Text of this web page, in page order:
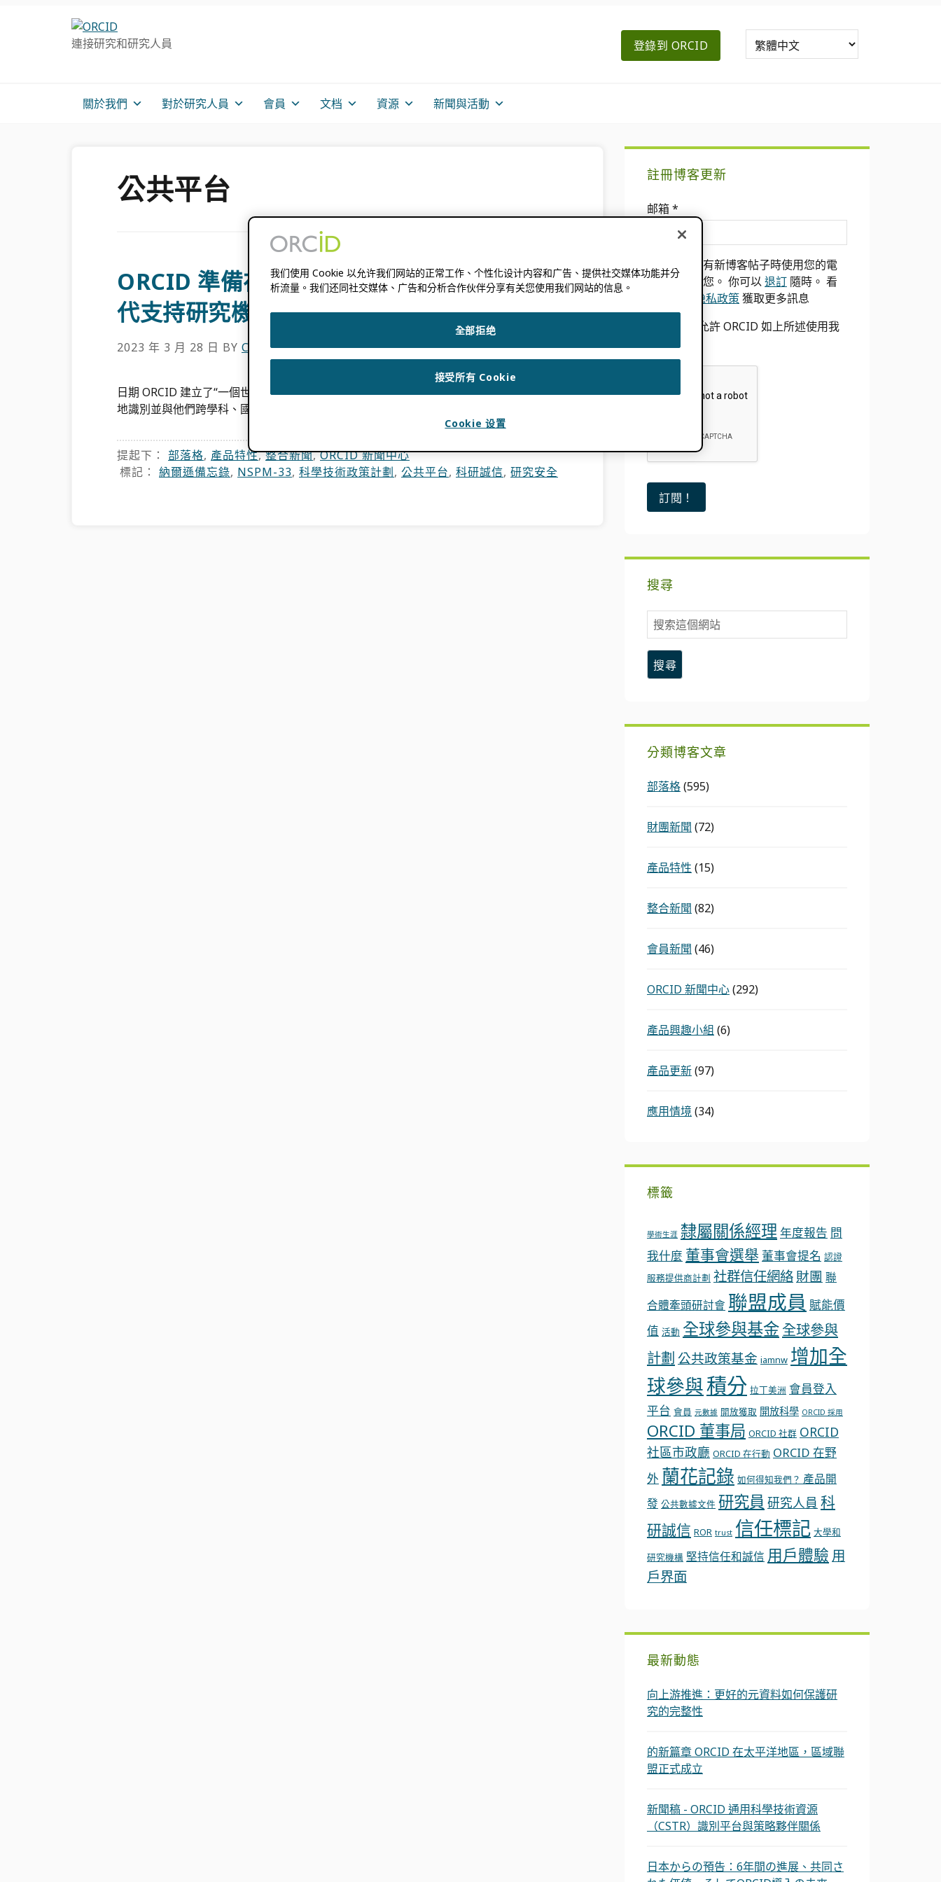
連接研究和研究人員 登錄到 ORCID
關於我們 對於研究人員 會員 文档 資源 新聞與活動
公共平台
ORCID 準備在公共訪問和研究安全的新時
代支持研究機構
2023 年 3 月 28 日 BY CHRIS SHILLUM,SHAWNA SADLER,JULIE PETRO
日期 ORCID 建立了“一個世界，在這個世界上，所有參與研究、學術和創新的人都被獨特
地識別並與他們跨學科、國界和 […] 的貢獻聯繫起來
提起下： 部落格, 產品特性,整合新聞,ORCID 新聞中心
標記： 納爾遜備忘錄, NSPM-33, 科學技術政策計劃, 公共平台, 科研誠信, 研究安全
側
欄
註冊博客更新
邮箱*
我們只會在有新博客帖子時使用您的電
子郵件通知您。 你可以退訂 隨時。 看
隐私政策獲取更多訊息
我同意允許 ORCID 如上所述使用我
的電子郵件
搜尋
搜
索
這
個
分類博客文章
部落格(595)
財團新聞 (72)
產品特性 (15)
整合新聞 (82)
會員新聞 (46)
ORCID 新聞中心(292)
產品興趣小組 (6)
產品更新(97)
應用情境(34)
標籤
學術生涯 隸屬關係經理 年度報告 問
我什麼 董事會選舉 董事會提名 認證
服務提供商計劃 社群信任網絡 財團 聯
合體牽頭研討會 聯盟成員 賦能價
值 活動 全球參與基金全球參與
計劃 公共政策基金 iamnw 增加全
球參與積分 拉丁美洲 會員登入
平台 會員 元數據 開放獲取 開放科學 ORCID 採用
ORCID 董事局 ORCID 社群 ORCID
社區市政廳 ORCID 在行動 ORCID 在野
外 蘭花記錄 如何得知我們？ 產品開
發 公共數據文件 研究員 研究人員 科
研誠信 ROR trust 信任標記 大學和
研究機構 堅持信任和誠信 用戶體驗 用
戶界面
最新動態
向上游推進：更好的元資料如何保護研
究的完整性
的新篇章 ORCID 在太平洋地區，區域聯
盟正式成立
新聞稿 - ORCID 通用科學技術資源
（CSTR）識別平台與策略夥伴關係
日本からの預告：6年間の進展、共同さ
我们使用 Cookie 以允许我们网站的正常工作、个性化设计内容和广告、提供社交媒体功能并分
析流量。我们还同社交媒体、广告和分析合作伙伴分享有关您使用我们网站的信息。
全部拒绝
接受所有 Cookie
Cookie 设置